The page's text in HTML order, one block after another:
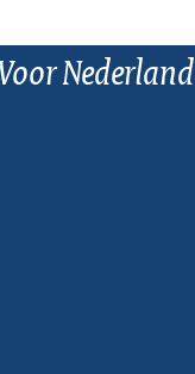
Nederland